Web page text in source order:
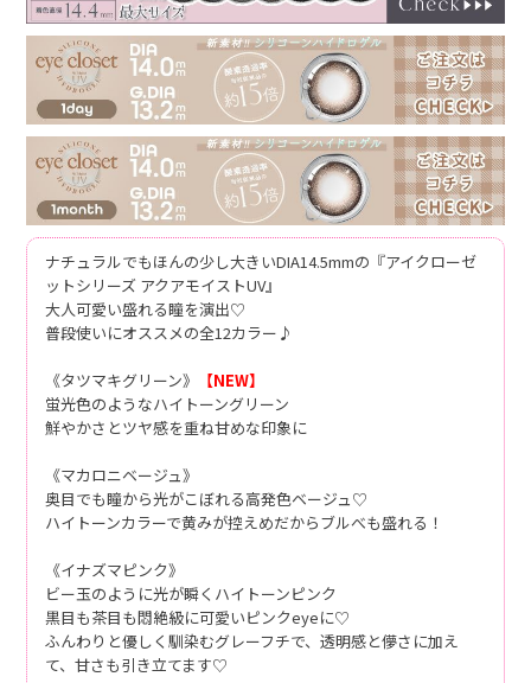
ナチュラルでもほんの少し大きいDIA14.5mmの『アイクローゼ
ットシリーズ アクアモイストUV』
大人可愛い盛れる瞳を演出♡
普段使いにオススメの全12カラー♪
《タツマキグリーン》
【NEW】
蛍光色のようなハイトーングリーン
鮮やかさとツヤ感を重ね甘めな印象に
《マカロニベージュ》
奥目でも瞳から光がこぼれる高発色ベージュ♡
ハイトーンカラーで黄みが控えめだからブルべも盛れる！
《イナズマピンク》
ビー玉のように光が瞬くハイトーンピンク
黒目も茶目も悶絶級に可愛いピンクeyeに♡
ふんわりと優しく馴染むグレーフチで、透明感と儚さに加え
て、甘さも引き立てます♡